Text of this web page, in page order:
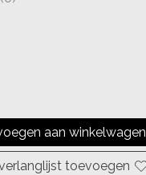
dit product is
aan winkelwagen
toevoegen